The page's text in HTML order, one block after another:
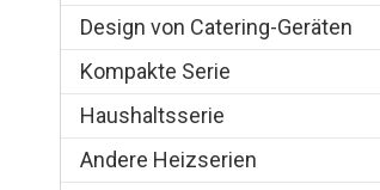
Design von Catering-Geräten
Kompakte Serie
Haushaltsserie
Andere Heizserien